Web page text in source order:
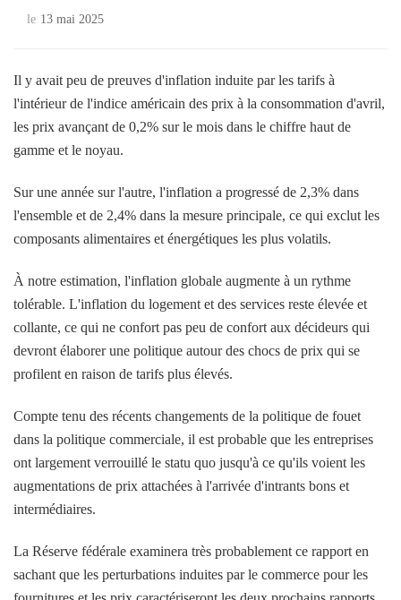
le 13 mai 2025
Il y avait peu de preuves d'inflation induite par les tarifs à
l'intérieur de l'indice américain des prix à la consommation d'avril,
les prix avançant de 0,2% sur le mois dans le chiffre haut de
gamme et le noyau.
Sur une année sur l'autre, l'inflation a progressé de 2,3% dans
l'ensemble et de 2,4% dans la mesure principale, ce qui exclut les
composants alimentaires et énergétiques les plus volatils.
À notre estimation, l'inflation globale augmente à un rythme
tolérable. L'inflation du logement et des services reste élevée et
collante, ce qui ne confort pas peu de confort aux décideurs qui
devront élaborer une politique autour des chocs de prix qui se
profilent en raison de tarifs plus élevés.
Compte tenu des récents changements de la politique de fouet
dans la politique commerciale, il est probable que les entreprises
ont largement verrouillé le statu quo jusqu'à ce qu'ils voient les
augmentations de prix attachées à l'arrivée d'intrants bons et
intermédiaires.
La Réserve fédérale examinera très probablement ce rapport en
sachant que les perturbations induites par le commerce pour les